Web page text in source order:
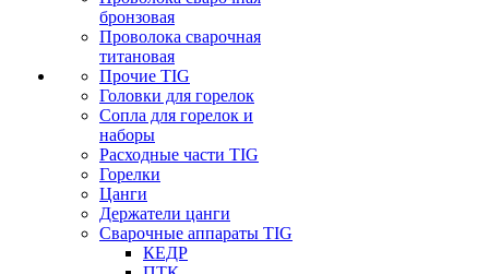
бронзовая
Проволока сварочная
титановая
Прочие TIG
Головки для горелок
Сопла для горелок и
наборы
Расходные части TIG
Горелки
Цанги
Держатели цанги
Сварочные аппараты TIG
КЕДР